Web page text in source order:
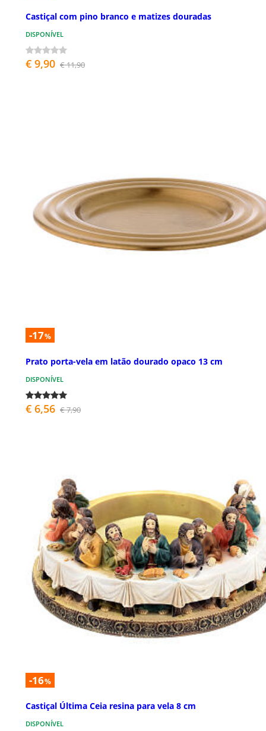
Castiçal com pino branco e matizes douradas
DISPONÍVEL
€ 9,90 € 11,90
-17%
Prato porta-vela em latão dourado opaco 13 cm
DISPONÍVEL
€ 6,56 € 7,90
-16%
Castiçal Última Ceia resina para vela 8 cm
DISPONÍVEL